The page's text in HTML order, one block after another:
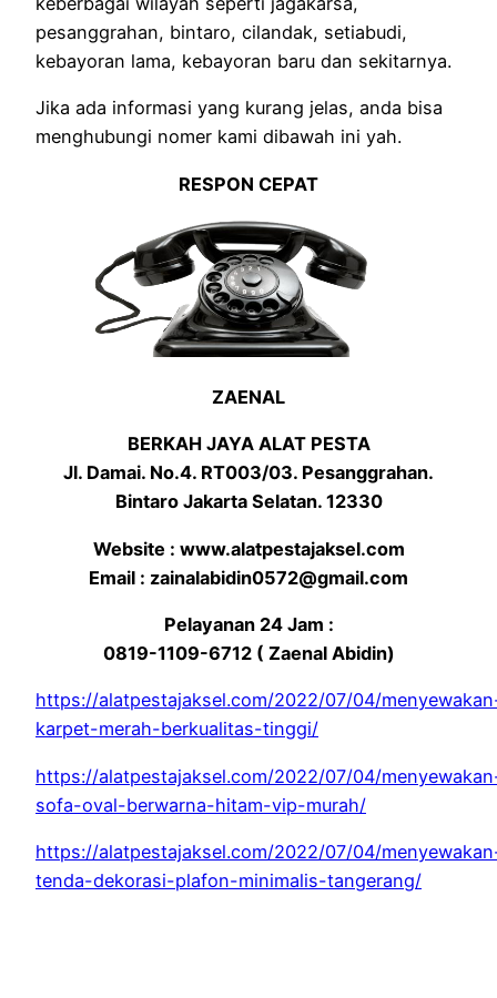
pesanggrahan, bintaro, cilandak, setiabudi,
kebayoran lama, kebayoran baru dan sekitarnya.
Jika ada informasi yang kurang jelas, anda bisa
menghubungi nomer kami dibawah ini yah.
RESPON CEPAT
ZAENAL
BERKAH JAYA ALAT PESTA
Jl. Damai. No.4. RT003/03. Pesanggrahan.
Bintaro Jakarta Selatan. 12330
Website : www.alatpestajaksel.com
Email : zainalabidin0572@gmail.com
Pelayanan 24 Jam :
0819-1109-6712 ( Zaenal Abidin)
https://alatpestajaksel.com/2022/07/04/
karpet-merah-berkualitas-tinggi/
https://alatpestajaksel.com/2022/07/04/
sofa-oval-berwarna-hitam-vip-murah/
https://alatpestajaksel.com/2022/07/04/
tenda-dekorasi-plafon-minimalis-tangerang/